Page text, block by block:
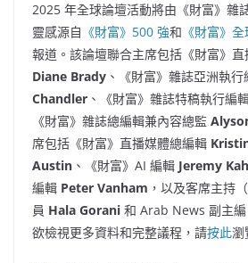
2025 年全球論壇活動將由《財富》雜
靈感源自 《財富》500 強和 《財富》
報道。該論壇聯合主席包括《財富》
Diane Brady 、《財富》雜誌亞洲執行
Chandler 、《財富》雜誌特稿執行編
《財富》雜誌總編輯兼內容總監
席包括《財富》直播媒體總編輯
Austin 、《財富》AI 編輯 Jeremy
編輯 Peter Vanham ，以及客席主持
員 Hala Gorani 和 Arab News 副主編
欲檢視更多資料和完整議程，請按此瀏